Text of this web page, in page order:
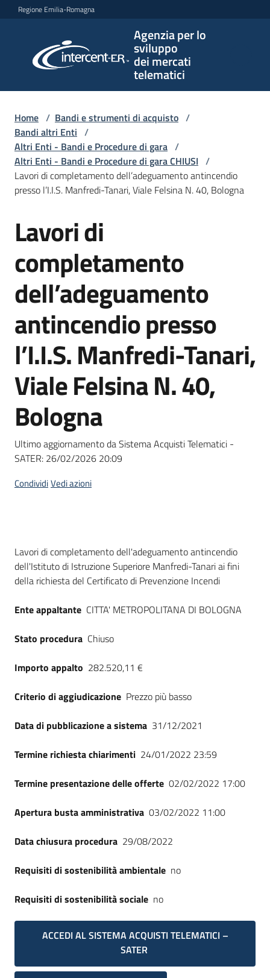
Vai al contenuto
Vai alla navigazione
Vai al footer
Regione Emilia-Romagna
Agenzia per lo
sviluppo
dei mercati
telematici
per lo
sviluppo
telematici
L'Agenzia
Bandi
e
di
Supporto
Piattaforme
telematiche
English
Seguici
su
Home / Bandi e strumenti di acquisto /
Bandi altri Enti /
Altri Enti - Bandi e Procedure di gara /
Altri Enti - Bandi e Procedure di gara CHIUSI /
Lavori di completamento dell’adeguamento antincendio
presso l’I.I.S. Manfredi-Tanari, Viale Felsina N. 40, Bologna
Salta al contenuto
Lavori di
completamento
dell’adeguamento
antincendio presso
l’I.I.S. Manfredi-Tanari,
Viale Felsina N. 40,
Bologna
Ultimo aggiornamento da Sistema Acquisti Telematici -
SATER: 26/02/2026 20:09
CondividiVedi azioni
Dati del bando
Lavori di completamento dell'adeguamento antincendio
dell'Istituto di Istruzione Superiore Manfredi-Tanari ai fini
della richiesta del Certificato di Prevenzione Incendi
Ente appaltante CITTA' METROPOLITANA DI BOLOGNA
Stato procedura Chiuso
Importo appalto 282.520,11 €
Criterio di aggiudicazione Prezzo più basso
Data di pubblicazione a sistema 31/12/2021
Termine richiesta chiarimenti 24/01/2022 23:59
Termine presentazione delle offerte 02/02/2022 17:00
Apertura busta amministrativa 03/02/2022 11:00
Data chiusura procedura 29/08/2022
Requisiti di sostenibilità ambientale no
Requisiti di sostenibilità sociale no
ACCEDI AL SISTEMA ACQUISTI TELEMATICI –
SATER